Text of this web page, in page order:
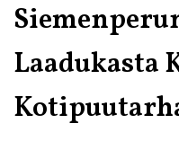
Laadukasta